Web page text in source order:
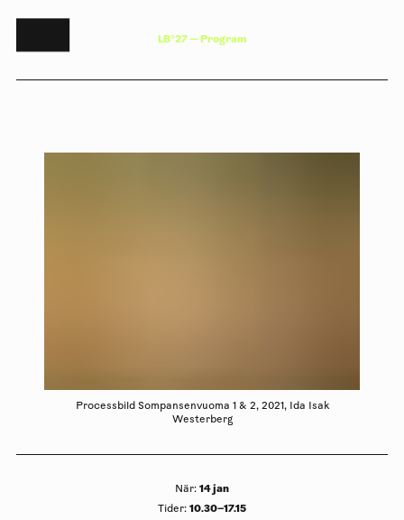
LB°27—Program
Processbild Sompansenvuoma 1 & 2, 2021, Ida Isak
Westerberg
När: 14 jan
Tider: 10.30–17.15